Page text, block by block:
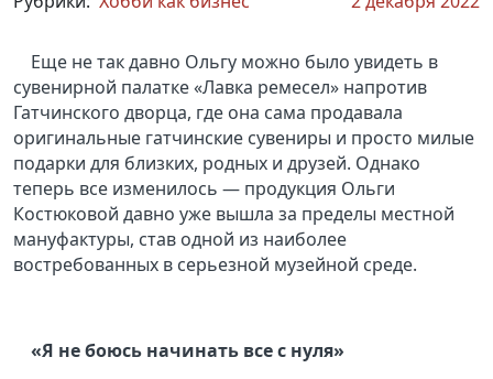
Еще не так давно Ольгу можно было увидеть в
сувенирной палатке «Лавка ремесел» напротив
Гатчинского дворца, где она сама продавала
оригинальные гатчинские сувениры и просто милые
подарки для близких, родных и друзей. Однако
теперь все изменилось — продукция Ольги
Костюковой давно уже вышла за пределы местной
мануфактуры, став одной из наиболее
востребованных в серьезной музейной среде.
«Я не боюсь начинать все с нуля»